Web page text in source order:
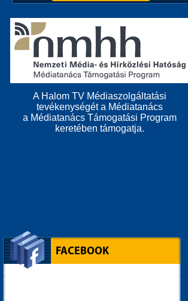
A Halom TV Médiaszolgáltatási
tevékenységét a Médiatanács
a Médiatanács Támogatási Program
keretében támogatja.
FACEBOOK